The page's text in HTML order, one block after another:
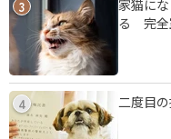
3
家猫に
る 完全
4 二度目